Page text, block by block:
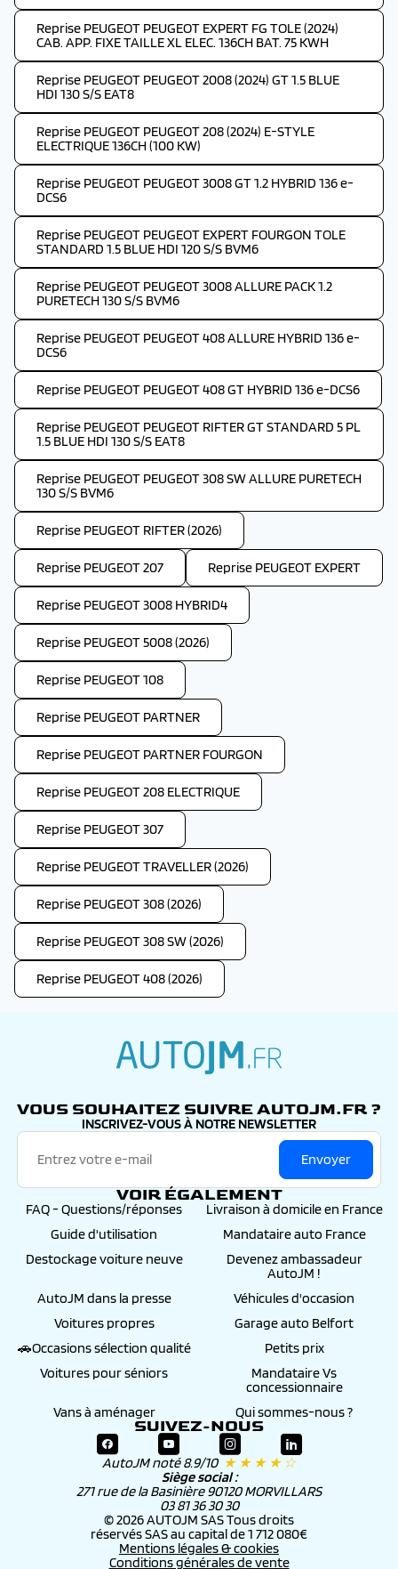
Reprise PEUGEOT PEUGEOT EXPERT FG TOLE (2024)
CAB. APP. FIXE TAILLE XL ELEC. 136CH BAT. 75 KWH
Reprise PEUGEOT PEUGEOT 2008 (2024) GT 1.5 BLUE
HDI 130 S/S EAT8
Reprise PEUGEOT PEUGEOT 208 (2024) E-STYLE
ELECTRIQUE 136CH (100 KW)
Reprise PEUGEOT PEUGEOT 3008 GT 1.2 HYBRID 136 e-
DCS6
Reprise PEUGEOT PEUGEOT EXPERT FOURGON TOLE
STANDARD 1.5 BLUE HDI 120 S/S BVM6
Reprise PEUGEOT PEUGEOT 3008 ALLURE PACK 1.2
PURETECH 130 S/S BVM6
Reprise PEUGEOT PEUGEOT 408 ALLURE HYBRID 136 e-
DCS6
Reprise PEUGEOT PEUGEOT 408 GT HYBRID 136 e-DCS6
Reprise PEUGEOT PEUGEOT RIFTER GT STANDARD 5 PL
1.5 BLUE HDI 130 S/S EAT8
Reprise PEUGEOT PEUGEOT 308 SW ALLURE PURETECH
130 S/S BVM6
Reprise PEUGEOT RIFTER (2026)
Reprise PEUGEOT 207 Reprise PEUGEOT EXPERT
Reprise PEUGEOT 3008 HYBRID4
Reprise PEUGEOT 5008 (2026)
Reprise PEUGEOT 108
Reprise PEUGEOT PARTNER
Reprise PEUGEOT PARTNER FOURGON
Reprise PEUGEOT 208 ELECTRIQUE
Reprise PEUGEOT 307
Reprise PEUGEOT TRAVELLER (2026)
Reprise PEUGEOT 308 (2026)
Reprise PEUGEOT 308 SW (2026)
Reprise PEUGEOT 408 (2026)
VOUS SOUHAITEZ SUIVRE AUTOJM.FR ?
INSCRIVEZ-VOUS À NOTRE NEWSLETTER
Envoyer
VOIR ÉGALEMENT
FAQ - Questions/réponses
Livraison à domicile en France
Guide d'utilisation
Mandataire auto France
Destockage voiture neuve
Devenez ambassadeur
AutoJM !
AutoJM dans la presse
Véhicules d'occasion
Voitures propres
Garage auto Belfort
🚗Occasions sélection qualité
Petits prix
Voitures pour séniors
Mandataire Vs
concessionnaire
Vans à aménager
Qui sommes-nous ?
SUIVEZ-NOUS
AutoJM noté 8.9/10 ★ ★ ★ ★ ☆
Siège social :
271 rue de la Basinière 90120 MORVILLARS
03 81 36 30 30
© 2026 AUTOJM SAS Tous droits
réservés SAS au capital de 1 712 080€
Mentions légales & cookies
Conditions générales de vente